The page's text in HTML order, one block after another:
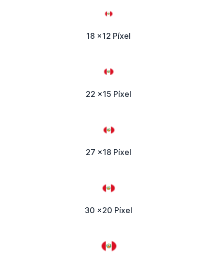
18 x12 Píxel
22 x15 Píxel
27 x18 Píxel
30 x20 Píxel